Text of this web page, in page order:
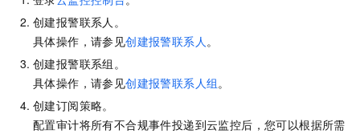
创建报警联系人。
具体操作，请参见创建报警联系人。
创建报警联系组。
具体操作，请参见创建报警联系人组。
创建订阅策略。
配置审计将所有不合规事件投递到云监控后，您可以根据所需